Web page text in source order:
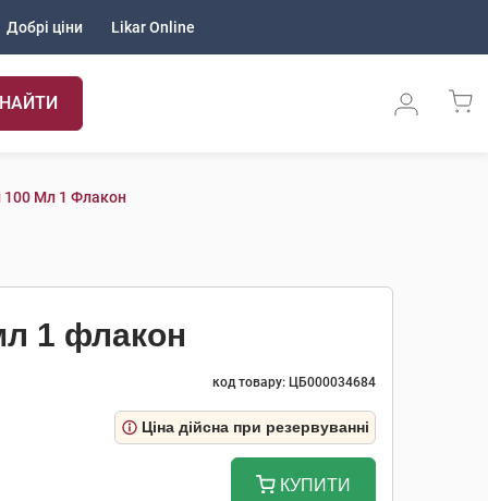
Добрі ціни Likar Online
100 Мл 1 Флакон
1 флакон
код товару: ЦБ000034684
Ціна дійсна при резервуванні
КУПИТИ